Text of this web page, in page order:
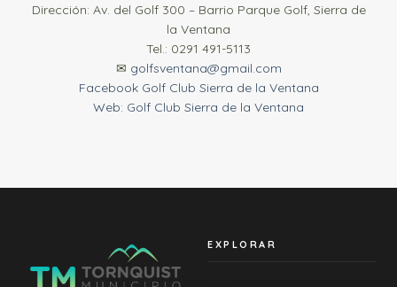
Dirección: Av. del Golf 300 – Barrio Parque Golf, Sierra de
la Ventana
Tel.: 0291 491-5113
✉ golfsventana@gmail.com
Facebook Golf Club Sierra de la Ventana
Web: Golf Club Sierra de la Ventana
EXPLORAR